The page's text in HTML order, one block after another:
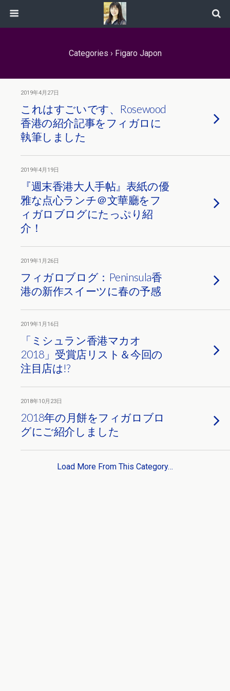
Categories › Figaro Japon
2019年4月27日
これはすごいです、Rosewood
香港の紹介記事をフィガロに
執筆しました
2019年4月19日
『週末香港大人手帖』表紙の優
雅な点心ランチ＠文華廳をフ
ィガロブログにたっぷり紹
介！
2019年1月26日
フィガロブログ：Peninsula香
港の新作スイーツに春の予感
2019年1月16日
「ミシュラン香港マカオ
2018」受賞店リスト＆今回の
注目店は!?
2018年10月23日
2018年の月餅をフィガロブロ
グにご紹介しました
Load More From This Category…